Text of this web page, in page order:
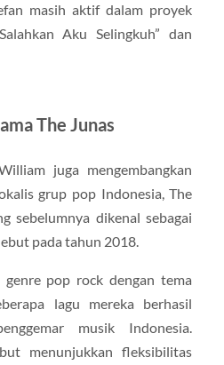
masih aktif dalam proyek
Aku Selingkuh” dan
The Junas
juga mengembangkan
grup pop Indonesia, The
sebelumnya dikenal sebagai
pada tahun 2018.
genre pop rock dengan tema
lagu mereka berhasil
musik Indonesia.
menunjukkan fleksibilitas